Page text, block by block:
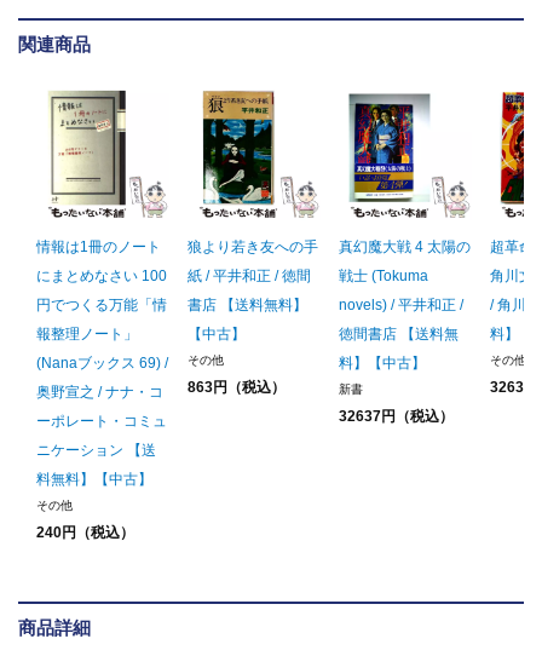
関連商品
情報は1冊のノート
にまとめなさい 100
円でつくる万能「情
報整理ノート」
(Nanaブックス 69) /
奥野宣之 / ナナ・コ
ーポレート・コミュ
ニケーション 【送
料無料】【中古】
その他
240円（税込）
狼より若き友への手
紙 / 平井和正 / 徳間
書店 【送料無料】
【中古】
その他
863円（税込）
真幻魔大戦 4 太陽の
戦士 (Tokuma
novels) / 平井和正 /
徳間書店 【送料無
料】【中古】
新書
32637円（税込）
超革命
角川文
/ 角川
料】【
その他
32636
商品詳細